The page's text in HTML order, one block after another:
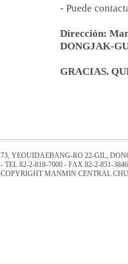
- Puede
Dirección:
DONGJAK-
GRACIAS.
73, YEOUIDAEBANG-RO 22-GIL,
- TEL 82-2-818-7000 - FAX 82-2-851-3846
COPYRIGHT MANMIN CENTRAL